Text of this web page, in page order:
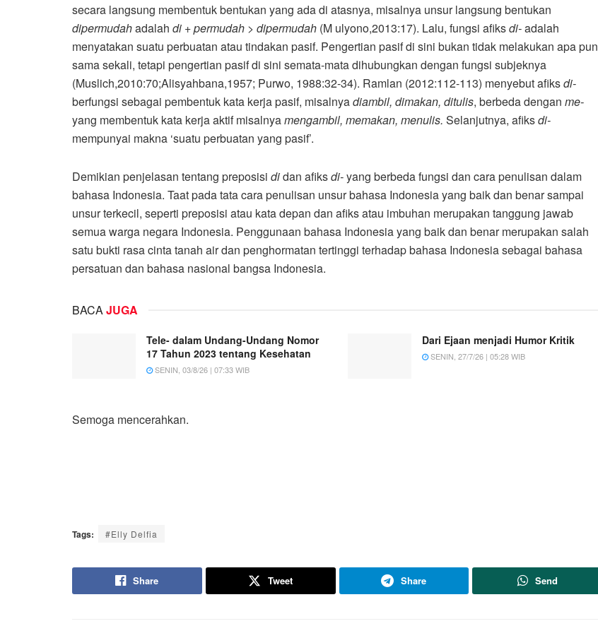
secara langsung membentuk bentukan yang ada di atasnya, misalnya unsur langsung bentukan
dipermudahadalah di + permudah > dipermudah (M ulyono,2013:17). Lalu, fungsi afiksdi-adalah
menyatakan suatu perbuatan atau tindakan pasif. Pengertian pasif di sini bukan tidak melakukan apa pun
sama sekali, tetapi pengertian pasif di sini semata-mata dihubungkan dengan fungsi subjeknya
(Muslich,2010:70;Alisyahbana,1957; Purwo, 1988:32-34). Ramlan (2012:112-113) menyebut afiksdi-
berfungsi sebagai pembentuk kata kerja pasif, misalnyadiambil, dimakan, ditulis, berbeda dengan me-
yang membentuk kata kerja aktif misalnyamengambil, memakan, menulis. Selanjutnya, afiksdi-
mempunyai makna ‘suatu perbuatan yang pasif’.
Demikian penjelasan tentang preposisi didan afiksdi-yang berbeda fungsi dan cara penulisan dalam
bahasa Indonesia. Taat pada tata cara penulisan unsur bahasa Indonesia yang baik dan benar sampai
unsur terkecil, seperti preposisi atau kata depan dan afiks atau imbuhan merupakan tanggung jawab
semua warga negara Indonesia. Penggunaan bahasa Indonesia yang baik dan benar merupakan salah
satu bukti rasa cinta tanah air dan penghormatan tertinggi terhadap bahasa Indonesia sebagai bahasa
persatuan dan bahasa nasional bangsa Indonesia.
BACAJUGA
Tele- dalam Undang-Undang Nomor
17 Tahun 2023 tentang Kesehatan
SENIN, 03/8/26 | 07:33 WIB
Dari Ejaan menjadi Humor Kritik
SENIN, 27/7/26 | 05:28 WIB
Semoga mencerahkan.
Tags: #Elly Delfia
Share Tweet Share Send